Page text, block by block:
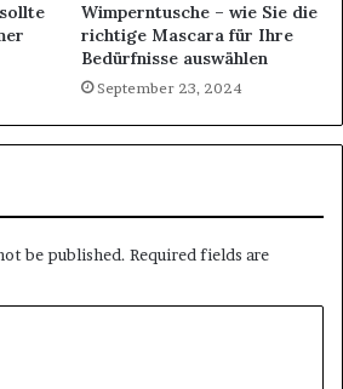
Wimperntusche – wie Sie die
richtige Mascara für Ihre
Bedürfnisse auswählen
September 23, 2024
be published. Required fields are